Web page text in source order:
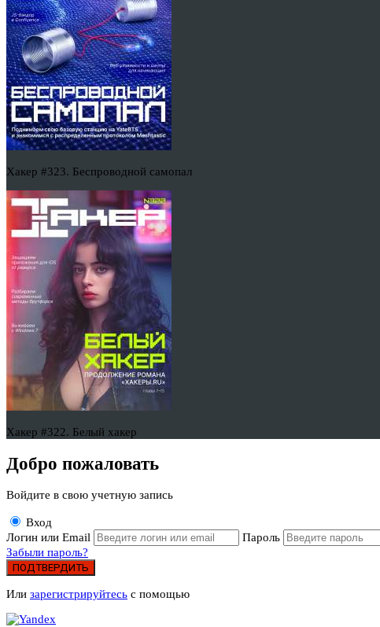
Хакер #323. Беспроводной самопал
Хакер #322. Белый хакер
Добро пожаловать
Войдите в свою учетную запись
Вход
Логин или Email
Пароль
Забыли пароль?
ПОДТВЕРДИТЬ
Или зарегистрируйтесь с помощью